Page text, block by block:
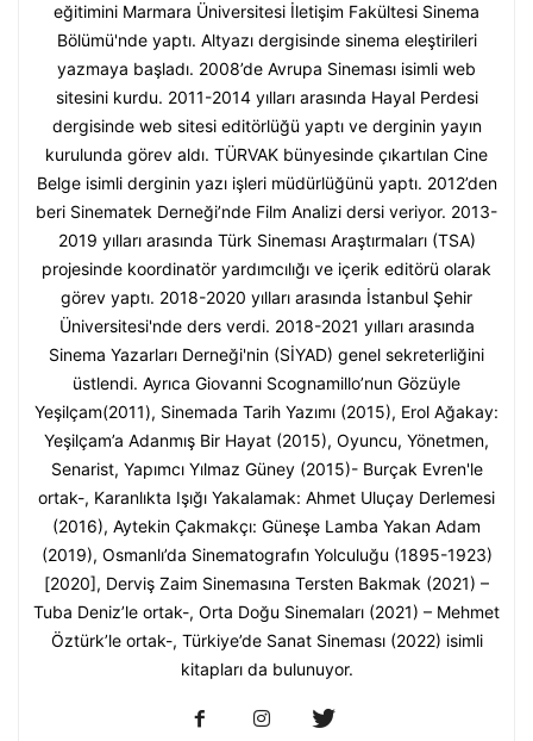
eğitimini Marmara Üniversitesi İletişim Fakültesi Sinema
Bölümü'nde yaptı. Altyazı dergisinde sinema eleştirileri
yazmaya başladı. 2008’de Avrupa Sineması isimli web
sitesini kurdu. 2011-2014 yılları arasında Hayal Perdesi
dergisinde web sitesi editörlüğü yaptı ve derginin yayın
kurulunda görev aldı. TÜRVAK bünyesinde çıkartılan Cine
Belge isimli derginin yazı işleri müdürlüğünü yaptı. 2012’den
beri Sinematek Derneği’nde Film Analizi dersi veriyor. 2013-
2019 yılları arasında Türk Sineması Araştırmaları (TSA)
projesinde koordinatör yardımcılığı ve içerik editörü olarak
görev yaptı. 2018-2020 yılları arasında İstanbul Şehir
Üniversitesi'nde ders verdi. 2018-2021 yılları arasında
Sinema Yazarları Derneği'nin (SİYAD) genel sekreterliğini
üstlendi. Ayrıca Giovanni Scognamillo’nun Gözüyle
Yeşilçam(2011), Sinemada Tarih Yazımı (2015), Erol Ağakay:
Yeşilçam’a Adanmış Bir Hayat (2015), Oyuncu, Yönetmen,
Senarist, Yapımcı Yılmaz Güney (2015)- Burçak Evren'le
ortak-, Karanlıkta Işığı Yakalamak: Ahmet Uluçay Derlemesi
(2016), Aytekin Çakmakçı: Güneşe Lamba Yakan Adam
(2019), Osmanlı’da Sinematografın Yolculuğu (1895-1923)
[2020], Derviş Zaim Sinemasına Tersten Bakmak (2021) –
Tuba Deniz’le ortak-, Orta Doğu Sinemaları (2021) – Mehmet
Öztürk’le ortak-, Türkiye’de Sanat Sineması (2022) isimli
kitapları da bulunuyor.